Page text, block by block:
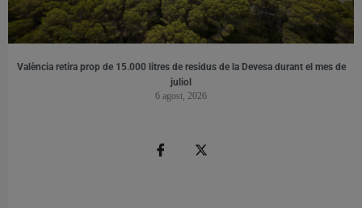
València retira prop de 15.000 litres de residus de la Devesa durant el mes de
juliol
6 agost, 2026